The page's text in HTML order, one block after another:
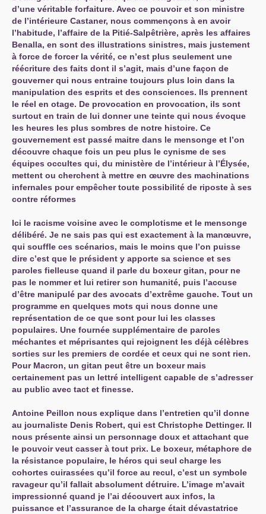
d’une véritable forfaiture. Avec ce pouvoir et son ministre
de l’intérieure Castaner, nous commençons à en avoir
l’habitude, l’affaire de la Pitié-Salpêtrière, après les affaires
Benalla, en sont des illustrations sinistres, mais justement
à force de forcer la vérité, ce n’est plus seulement une
réécriture des faits dont il s’agit, mais d’une façon de
gouverner qui nous entraine toujours plus loin dans la
manipulation des esprits et des consciences. Ils prennent
le réel en otage. De provocation en provocation, ils sont
surtout en train de lui donner une teinte qui nous évoque
les heures les plus sombres de notre histoire. Ce
gouvernement est passé maitre dans le mensonge et l’on
découvre chaque fois un peu plus le cynisme de ses
équipes occultes qui, du ministère de l’intérieur à l’Élysée,
mettent ou cherchent à mettre en œuvre des machinations
infernales pour empêcher toute possibilité de riposte à ses
contre réformes
Ici le racisme voisine avec le complotisme et le mensonge
délibéré. Je ne sais pas qui est exactement à la manœuvre,
qui souffle ces scénarios, mais le moins que l’on puisse
dire c’est que le président y apporte sa science et ses
paroles fielleuse quand il parle du boxeur gitan, pour ne
pas le nommer et lui retirer son humanité, puis l’accuse
d’être manipulé par des avocats d’extrême gauche. Tout un
programme en quelques mots qui nous donne une
représentation de ce que sont pour lui les classes
populaires. Une fournée supplémentaire de paroles
méchantes et méprisantes qui rejoignent les déjà célèbres
sorties sur les premiers de cordée et ceux qui ne sont rien.
Pour Macron, un gitan peut être un boxeur mais
certainement pas un lettré intelligent capable de s’adresser
au public avec tact et finesse.
Antoine Peillon nous explique dans l’entretien qu’il donne
au journaliste Denis Robert, qui est Christophe Dettinger. Il
nous présente ainsi un personnage doux et attachant que
le pouvoir veut casser à tout prix. Le boxeur, métaphore de
la résistance populaire, le héros qui seul charge les
cohortes cuirassées qu’il force au recul, c’est un symbole
ravageur qu’il fallait absolument détruire. L’image m’avait
impressionné quand je l’ai découvert aux infos, la
puissance et l’assurance de la charge était dévastatrice